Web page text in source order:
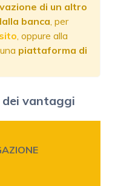
di un altro
banca, per
, oppure alla
piattaforma di
dei vantaggi